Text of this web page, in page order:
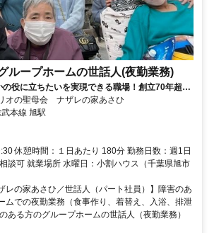
ループホームの世話人(夜勤業務)
の役に立ちたいを実現できる職場！創立70年超の
寧に指導いたします
オの聖母会 ナザレの家あさひ
本線 旭駅
休憩時間：１日あたり 180分 勤務日数：週1日
談可 就業場所 水曜日：小割ハウス（千葉県旭市
レの家あさひ／世話人（パート社員）】障害のあ
ムでの夜勤業務（食事作り、着替え、入浴、排泄
ある方のグループホームの世話人（夜勤業務）